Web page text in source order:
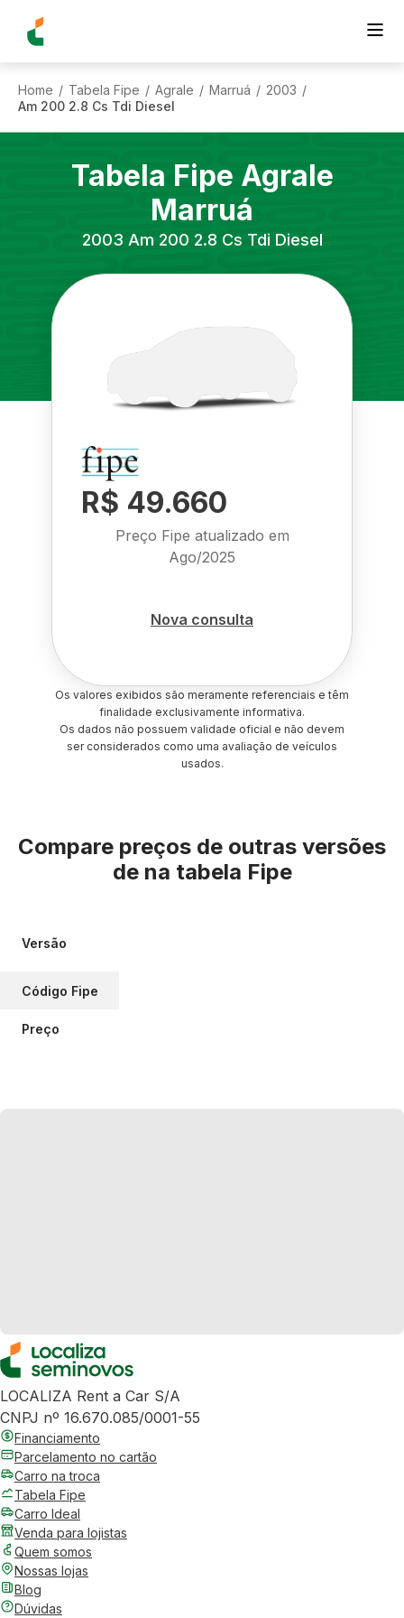
Home / Tabela Fipe / Agrale / Marruá / 2003 /
Am 200 2.8 Cs Tdi Diesel
Tabela Fipe Agrale
Marruá
2003 Am 200 2.8 Cs Tdi Diesel
R$ 49.660
Preço Fipe atualizado em
Ago/2025
Nova consulta
Os valores exibidos são meramente referenciais e têm
finalidade exclusivamente informativa.
Os dados não possuem validade oficial e não devem
ser considerados como uma avaliação de veículos
usados.
Compare preços de outras versões
de na tabela Fipe
Versão
Código Fipe
Preço
LOCALIZA Rent a Car S/A
CNPJ nº 16.670.085/0001-55
Financiamento
Parcelamento no cartão
Carro na troca
Tabela Fipe
Carro Ideal
Venda para lojistas
Quem somos
Nossas lojas
Blog
Dúvidas